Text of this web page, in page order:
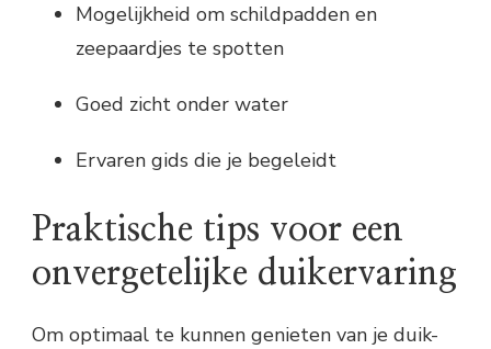
Mogelijkheid om schildpadden en
zeepaardjes te spotten
Goed zicht onder water
Ervaren gids die je begeleidt
Praktische tips voor een
onvergetelijke duikervaring
Om optimaal te kunnen genieten van je duik-